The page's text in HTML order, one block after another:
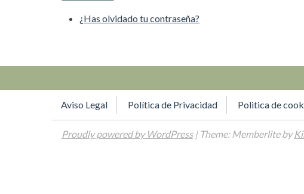
¿Has olvidado tu contraseña?
Aviso Legal Política de Privacidad Politica de
Proudly powered by WordPress| Theme: Memberlite by